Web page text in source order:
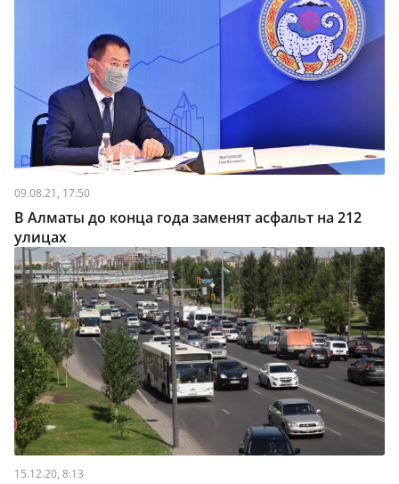
09.08.21, 17:50
В Алматы до конца года заменят асфальт на 212
улицах
15.12.20, 8:13